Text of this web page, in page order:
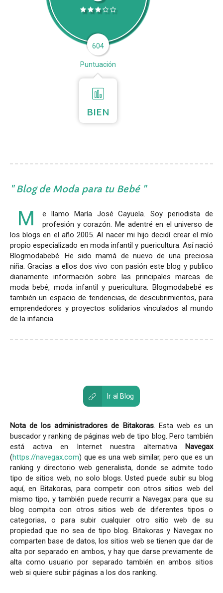
604
Puntuación
BIEN
Blog de Moda para tu Bebé
M
e llamo María José Cayuela. Soy periodista de
profesión y corazón. Me adentré en el universo de
los blogs en el año 2005. Al nacer mi hijo decidí crear el mío
propio especializado en moda infantil y puericultura. Así nació
Blogmodabebé. He sido mamá de nuevo de una preciosa
niña. Gracias a ellos dos vivo con pasión este blog y publico
diariamente información sobre las principales marcas de
moda bebé, moda infantil y puericultura. Blogmodabebé es
también un espacio de tendencias, de descubrimientos, para
emprendedores y proyectos solidarios vinculados al mundo
de la infancia.
Ir al Blog
Nota de los administradores de Bitakoras. Esta web es un
buscador y ranking de páginas web de tipo blog. Pero también
está activa en Internet nuestra alternativa
Navegax
(https://navegax.com) que es una web similar, pero que es un
ranking y directorio web generalista, donde se admite todo
tipo de sitios web, no solo blogs. Usted puede subir su blog
aquí, en Bitakoras, para competir con otros sitios web del
mismo tipo, y también puede recurrir a Navegax para que su
blog compita con otros sitios web de diferentes tipos o
categorias, o para subir cualquier otro sitio web de su
propiedad que no sea de tipo blog. Bitakoras y Navegax no
comparten base de datos, los sitios web se tienen que dar de
alta por separado en ambos, y hay que darse previamente de
alta como usuario por separado también en ambos sitios
web si quiere subir páginas a los dos ranking.